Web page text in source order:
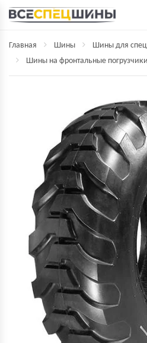
Главная Шины
Шины для
Шины на фронтальные погрузчики